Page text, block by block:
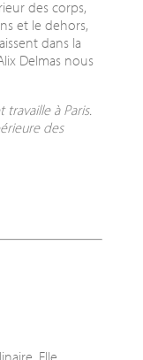
des corps,
et le dehors,
dans la
Delmas nous
à Paris.
des
Elle